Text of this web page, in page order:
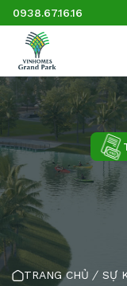
0938.67.16.16
TRANG CHỦ SỰ